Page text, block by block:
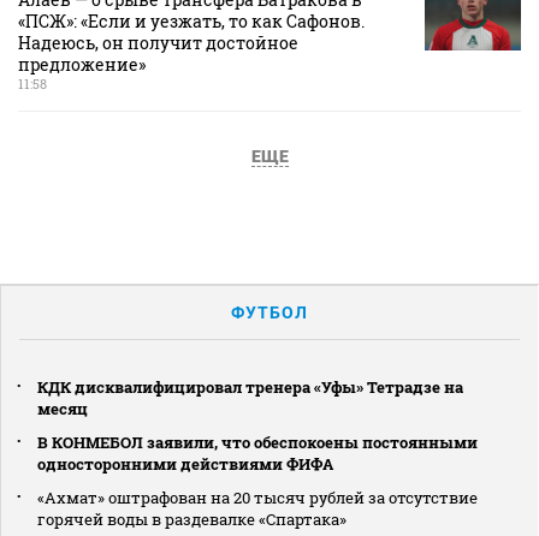
«ПСЖ»: «Если и уезжать, то как Сафонов.
Надеюсь, он получит достойное
предложение»
11:58
ЕЩЕ
ФУТБОЛ
КДК дисквалифицировал тренера «Уфы» Тетрадзе на
месяц
В КОНМЕБОЛ заявили, что обеспокоены постоянными
односторонними действиями ФИФА
«Ахмат» оштрафован на 20 тысяч рублей за отсутствие
горячей воды в раздевалке «Спартака»